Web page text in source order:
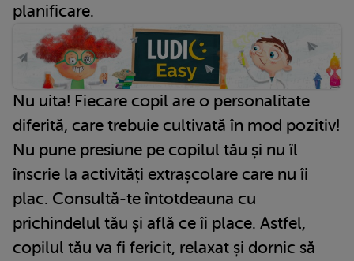
planificare.
Nu uita! Fiecare copil are o personalitate
diferită, care trebuie cultivată în mod pozitiv!
Nu pune presiune pe copilul tău și nu îl
înscrie la activități extrașcolare care nu îi
plac. Consultă-te întotdeauna cu
prichindelul tău și află ce îi place. Astfel,
copilul tău va fi fericit, relaxat și dornic să